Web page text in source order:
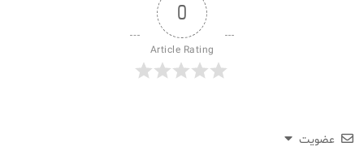
0
Article Rating
عضویت